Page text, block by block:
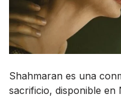
Shahmaran es una
sacrificio, disponible